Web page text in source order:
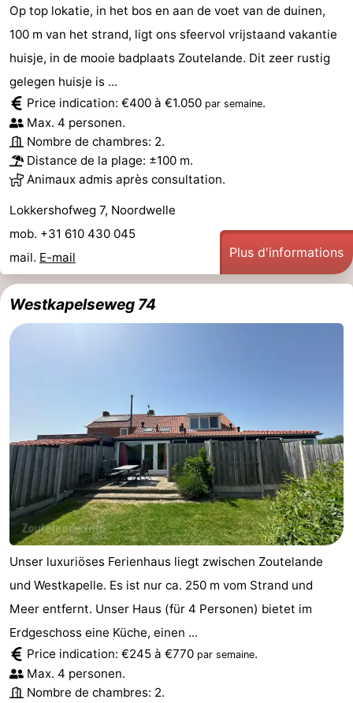
Op top lokatie, in het bos en aan de voet van de duinen,
100 m van het strand, ligt ons sfeervol vrijstaand vakantie
huisje, in de mooie badplaats Zoutelande. Dit zeer rustig
gelegen huisje is ...
Price indication: €400 à €1.050 par semaine.
Max. 4 personen.
Nombre de chambres: 2.
Distance de la plage: ±100 m.
Animaux admis après consultation.
Lokkershofweg 7, Noordwelle
mob. +31 610 430 045
mail. E-mail Plus d'informations
Westkapelseweg 74
Unser luxuriöses Ferienhaus liegt zwischen Zoutelande
und Westkapelle. Es ist nur ca. 250 m vom Strand und
Meer entfernt. Unser Haus (für 4 Personen) bietet im
Erdgeschoss eine Küche, einen ...
Price indication: €245 à €770 par semaine.
Max. 4 personen.
Nombre de chambres: 2.